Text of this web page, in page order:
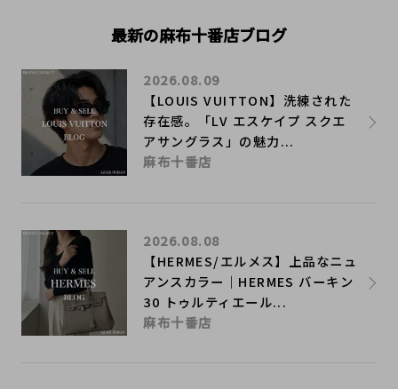
最新の麻布十番店ブログ
【LOUIS VUITTON】洗練された
存在感。「LV エスケイプ スクエ
アサングラス」の魅力...
2026.08.09
麻布十番店
【HERMES/エルメス】上品なニュ
アンスカラー｜HERMES バーキン
30 トゥルティエール...
2026.08.08
麻布十番店